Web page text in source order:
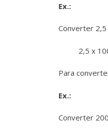
Ex.:
Converter 2,5
2,5 x
Para
Ex.:
Converter